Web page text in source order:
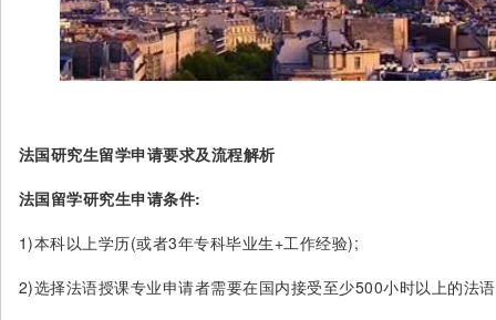
法国研究生留学申请要求及流程解析
法国留学研究生申请条件:
1)本科以上学历(或者3年专科毕业生+工作经验);
2)选择法语授课专业申请者需要在国内接受至少500小时以上的法